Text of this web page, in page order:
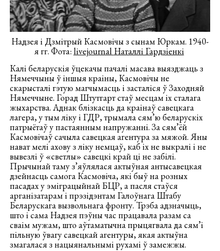
Надзея і Дзмітрый Касмовічы з сынам Юркам. 1940-
я гг. Фота: livejournal Наталлі Гардзіенкі
Калі беларускія ўцекачы пачалі масава выязджаць з
Нямеччыны ў іншыя краіны, Касмовічы не
скарысталі гэтую магчымасць і засталіся ў Заходняй
Нямеччыне. Горад Штутгарт стаў месцам іх сталага
жыхарства. Аднак блізкасць да краінаў савецкага
лагера, у тым ліку і ГДР, трымала сям’ю беларускіх
патрыётаў у пастаянным напружанні. За сям’ёй
Касмовічаў сачыла савецкая агентура за мяжой. Яны
нават мелі ахову з ліку немцаў, каб іх не выкралі і не
вывезлі ў «светлы» савецкі край ці не забілі.
Прычынай таму з’яўлялася актыўная антысавецкая
дзейнасць самога Касмовіча, які быў на розных
пасадах у эміграцыйнай БЦР, а пасля стаўся
арганізатарам і прэзідэнтам Галоўнага Штабу
Беларускага вызвольнага фронту. Трэба адзначыць,
што і сама Надзея пэўны час працавала разам са
сваім мужам, што аўтаматычна прыцягвала да сям’і
пільную ўвагу савецкай агентуры, якая актыўна
змагалася з нацыянальнымі рухамі ў замежжы.